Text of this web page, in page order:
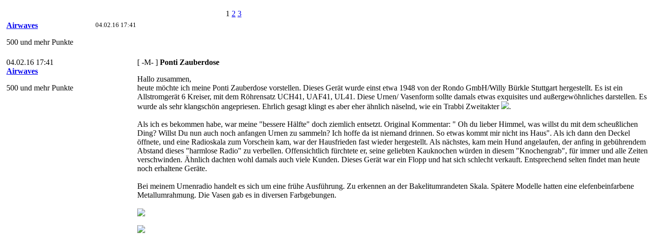
1 2 3
04.02.16 17:41
Airwaves
500 und mehr Punkte
04.02.16 17:41
Airwaves
500 und mehr Punkte
[ -M- ] Ponti Zauberdose
Hallo zusammen,
heute möchte ich meine Ponti Zauberdose vorstellen. Dieses Gerät wurde einst etwa 1948 von der Rondo GmbH/Willy Bürkle Stuttgart hergestellt. Es ist ein
Allstromgerät 6 Kreiser, mit dem Röhrensatz UCH41, UAF41, UL41. Diese Urnen/ Vasenform sollte damals etwas exquisites und außergewöhnliches darstellen. Es
wurde als sehr klangschön angepriesen. Ehrlich gesagt klingt es aber eher ähnlich näselnd, wie ein Trabbi Zweitakter
.
Als ich es bekommen habe, war meine "bessere Hälfte" doch ziemlich entsetzt. Original Kommentar: " Oh du lieber Himmel, was willst du mit dem scheußlichen
Ding? Willst Du nun auch noch anfangen Urnen zu sammeln? Ich hoffe da ist niemand drinnen. So etwas kommt mir nicht ins Haus". Als ich dann den Deckel
öffnete, und eine Radioskala zum Vorschein kam, war der Hausfrieden fast wieder hergestellt. Als nächstes, kam mein Hund angelaufen, der anfing in gebührendem
Abstand dieses "harmlose Radio" zu verbellen. Offensichtlich fürchtete er, seine geliebten Kauknochen würden in diesem "Knochengrab", für immer und alle Zeiten
verschwinden. Ähnlich dachten wohl damals auch viele Kunden. Dieses Gerät war ein Flopp und hat sich schlecht verkauft. Entsprechend selten findet man heute
noch erhaltene Geräte.
Bei meinem Urnenradio handelt es sich um eine frühe Ausführung. Zu erkennen an der Bakelitumrandeten Skala. Spätere Modelle hatten eine elefenbeinfarbene
Metallumrahmung. Die Vasen gab es in diversen Farbgebungen.